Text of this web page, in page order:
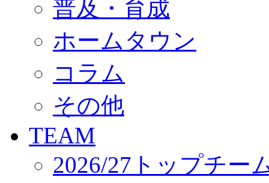
ユース
練習拠点（ナラディーア）
SCHOOL
CLUB
パートナー募集
クラブ理念
サステナビリティ
Web制作支援
応援プロジェクト
普及・育成
ホームタウン
コラム
その他
TEAM
2026/27トップチー